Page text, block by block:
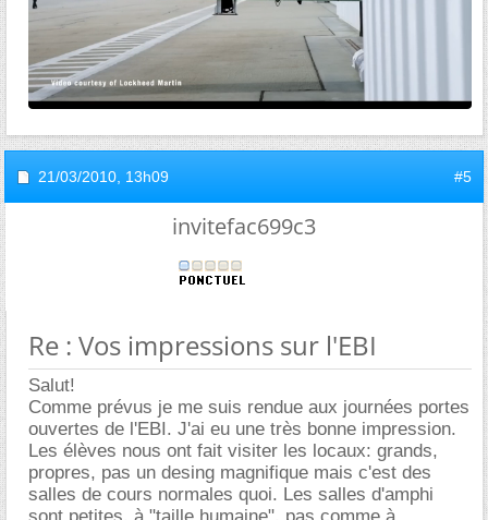
21/03/2010, 13h09 #5
invitefac699c3
Re : Vos impressions sur l'EBI
Salut!
Comme prévus je me suis rendue aux journées portes
ouvertes de l'EBI. J'ai eu une très bonne impression.
Les élèves nous ont fait visiter les locaux: grands,
propres, pas un desing magnifique mais c'est des
salles de cours normales quoi. Les salles d'amphi